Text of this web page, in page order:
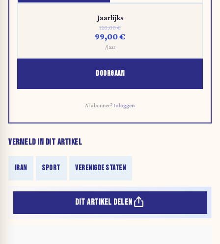
Jaarlijks
120,00 €
99,00 €
/jaar
DOORGAAN
Al abonnee?Inloggen
VERMELD IN DIT ARTIKEL
IRAN SPORT VERENIGDE STATEN
DIT ARTIKEL DELEN